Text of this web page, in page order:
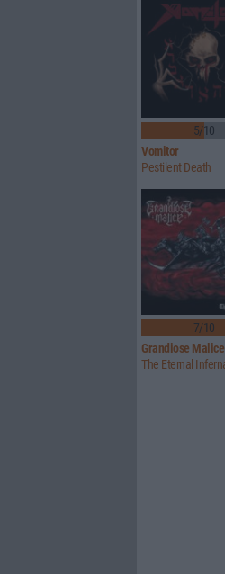
5/10
Vomitor
Pestilent Death
7/10
Grandiose Malice